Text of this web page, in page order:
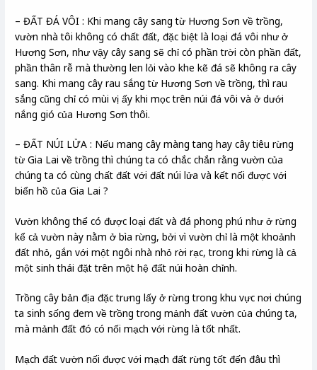
– ĐẤT ĐÁ VÔI : Khi mang cây sang từ Hương Sơn về trồng,
vườn nhà tôi không có chất đất, đặc biệt là loại đá vôi như ở
Hương Sơn, như vậy cây sang sẽ chỉ có phần trời còn phần đất,
phần thân rễ mà thường len lỏi vào khe kẽ đá sẽ không ra cây
sang. Khi mang cây rau sắng từ Hương Sơn về trồng, thì rau
sắng cũng chỉ có mùi vị ấy khi mọc trên núi đá vôi và ở dưới
nắng gió của Hương Sơn thôi.
– ĐẤT NÚI LỬA : Nếu mang cây màng tang hay cây tiêu rừng
từ Gia Lai về trồng thì chúng ta có chắc chắn rằng vườn của
chúng ta có cùng chất đất với đất núi lửa và kết nối được với
biển hồ của Gia Lai ?
Vườn không thể có được loại đất và đá phong phú như ở rừng
kể cả vườn này nằm ở bìa rừng, bởi vì vườn chỉ là một khoảnh
đất nhỏ, gắn với một ngôi nhà nhỏ rời rạc, trong khi rừng là cả
một sinh thái đặt trên một hệ đất núi hoàn chỉnh.
Trồng cây bản địa đặc trưng lấy ở rừng trong khu vực nơi chúng
ta sinh sống đem về trồng trong mảnh đất vườn của chúng ta,
mà mảnh đất đó có nối mạch với rừng là tốt nhất.
Mạch đất vườn nối được với mạch đất rừng tốt đến đâu thì